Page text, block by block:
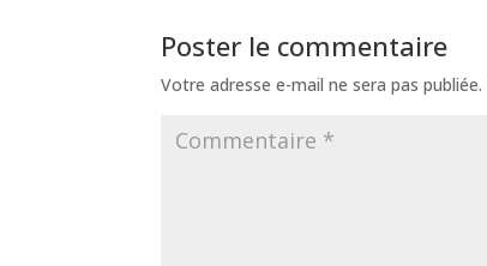
Poster le commentaire
Votre adresse e-mail ne sera pas publiée.